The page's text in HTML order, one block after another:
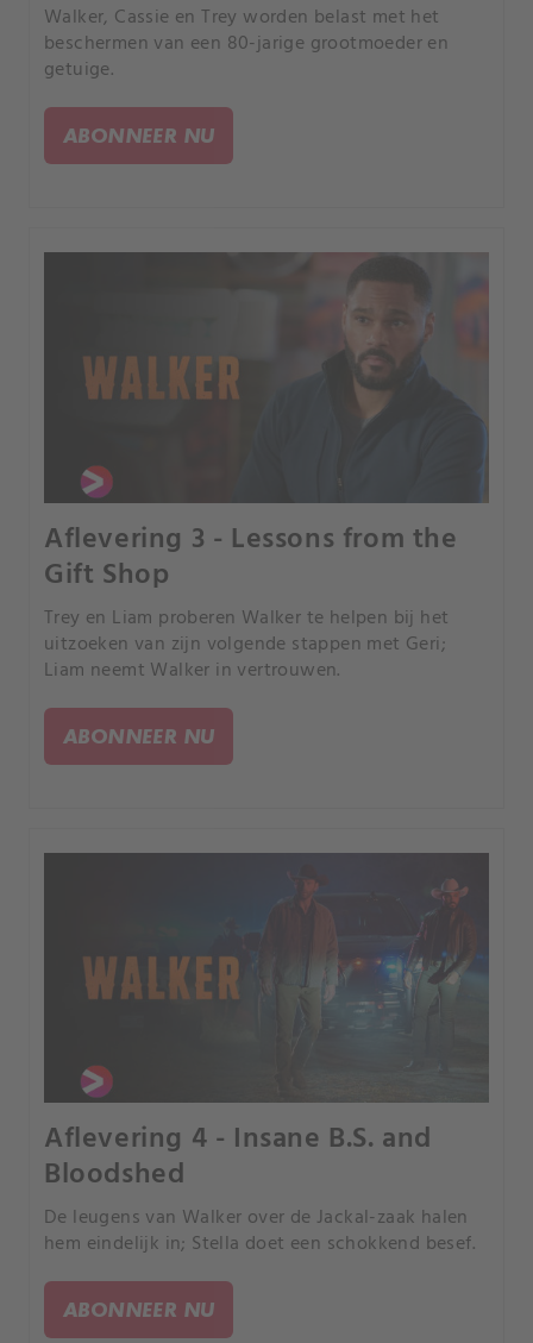
Walker, Cassie en Trey worden belast met het
beschermen van een 80-jarige grootmoeder en
getuige.
ABONNEER NU
Aflevering 3 - Lessons from the
Gift Shop
Trey en Liam proberen Walker te helpen bij het
uitzoeken van zijn volgende stappen met Geri;
Liam neemt Walker in vertrouwen.
ABONNEER NU
Aflevering 4 - Insane B.S. and
Bloodshed
De leugens van Walker over de Jackal-zaak halen
hem eindelijk in; Stella doet een schokkend besef.
ABONNEER NU